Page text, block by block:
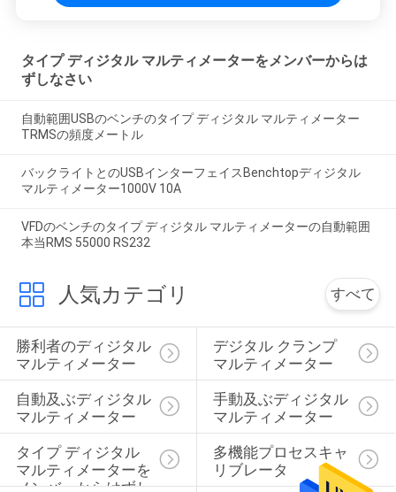
タイプ ディジタル マルティメーターをメンバーからは
ずしなさい
自動範囲USBのベンチのタイプ ディジタル マルティメーター
TRMSの頻度メートル
バックライトとのUSBインターフェイスBenchtopディジタル
マルティメーター1000V 10A
VFDのベンチのタイプ ディジタル マルティメーターの自動範囲
本当RMS 55000 RS232
人気カテゴリ すべて
勝利者のディジタル
マルティメーター
デジタル クランプ
マルティメーター
自動及ぶディジタル
マルティメーター
手動及ぶディジタル
マルティメーター
タイプ ディジタル
マルティメーターを
メンバーからはずし
多機能プロセスキャ
リブレータ